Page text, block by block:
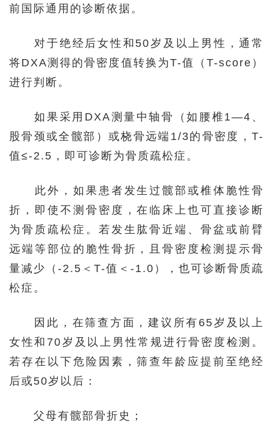
前国际通用的诊断依据。
对于绝经后女性和50岁及以上男性，通常
将DXA测得的骨密度值转换为T-值（T-score）
进行判断。
如果采用DXA测量中轴骨（如腰椎1—4、
股骨颈或全髋部）或桡骨远端1/3的骨密度，T-
值≤-2.5，即可诊断为骨质疏松症。
此外，如果患者发生过髋部或椎体脆性骨
折，即使不测骨密度，在临床上也可直接诊断
为骨质疏松症。若发生肱骨近端、骨盆或前臂
远端等部位的脆性骨折，且骨密度检测提示骨
量减少（-2.5＜T-值＜-1.0），也可诊断骨质疏
松症。
因此，在筛查方面，建议所有65岁及以上
女性和70岁及以上男性常规进行骨密度检测。
若存在以下危险因素，筛查年龄应提前至绝经
后或50岁以后：
父母有髋部骨折史；